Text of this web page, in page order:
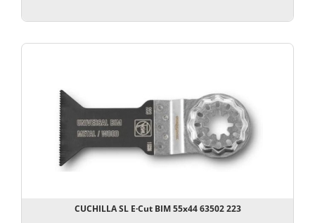
CUCHILLA SL E·Cut BIM 55x44 63502 223